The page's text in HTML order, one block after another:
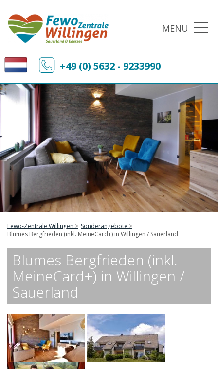
MENU
+49 (0) 5632 - 9233990
Fewo-Zentrale Willingen
Sonderangebote
Blumes Bergfrieden (inkl. MeineCard+) in Willingen / Sauerland
Blumes Bergfrieden (inkl.
MeineCard+) in Willingen /
Sauerland